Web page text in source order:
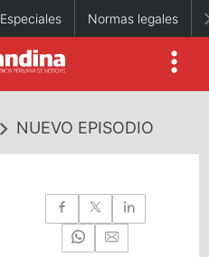
Especiales Normas legales
NUEVO EPISODIO